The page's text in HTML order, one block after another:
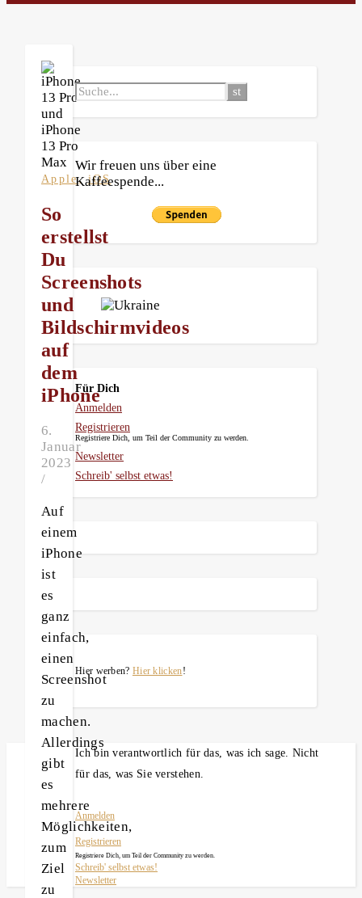
Apple,iOS
So
erstellst
Du
Screenshots
und
Bildschirmvideos
auf
dem
iPhone
6.
Januar
2023
/
Auf
einem
iPhone
ist
es
ganz
einfach,
einen
Screenshot
zu
machen.
Allerdings
gibt
es
mehrere
Möglichkeiten,
zum
Ziel
zu
Wir freuen uns über eine
Kaffeespende...
Für Dich
Anmelden
Registrieren
Registriere Dich, um Teil der Community zu werden.
Newsletter
Schreib' selbst etwas!
Hier werben? Hier klicken!
Ich bin verantwortlich für das, was ich sage. Nicht
für das, was Sie verstehen.
Anmelden
Registrieren
Registriere Dich, um Teil der Community zu werden.
Schreib' selbst etwas!
Newsletter